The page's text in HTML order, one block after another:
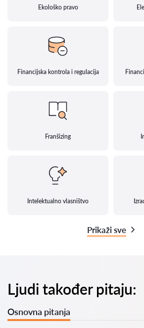
Ekološko pravo
Financijska kontrola i regulacija
Franšizing
Intelektualno vlasništvo
Prikaži sve
Ljudi također pitaju:
Osnovna pitanja